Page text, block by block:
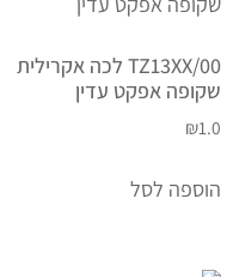
TZ13XX/00 לכה אקרילית
שקופה אפקט עדין
₪1.0
הוספה לסל